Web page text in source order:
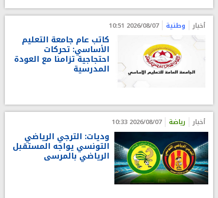
أخبار وطنية 2026/08/07 10:51
كاتب عام جامعة التعليم
الأساسي: تحركات
احتجاجية تزامنا مع العودة
المدرسية
أخبار رياضة 2026/08/07 10:33
وديات: الترجي الرياضي
التونسي يواجه المستقبل
الرياضي بالمرسى